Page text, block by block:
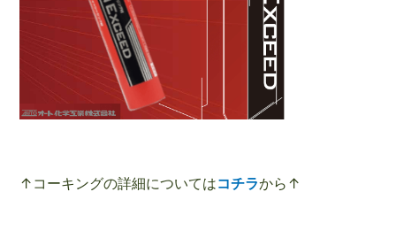
↑コーキングの詳細についてはコチラから↑